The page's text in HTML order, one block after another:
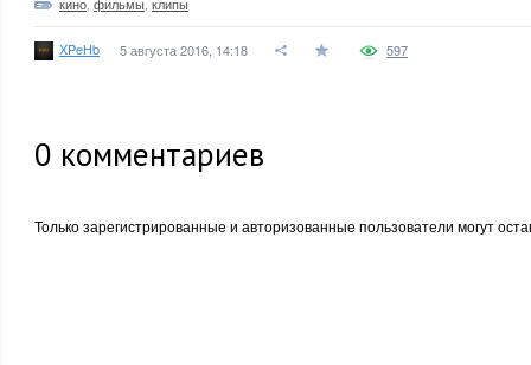
XPeHb 5 августа 2016, 14:18 597
0 комментариев
Только зарегистрированные и авторизованные пользователи могут